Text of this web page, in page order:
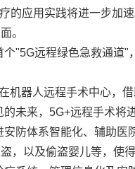
的应用实践将进一步加
。
"5G远程绿色急救通道
机器人远程手术中心，
未来，5G+远程手术将
安防体系智能化、辅助医
，以及偷盗婴儿等，使